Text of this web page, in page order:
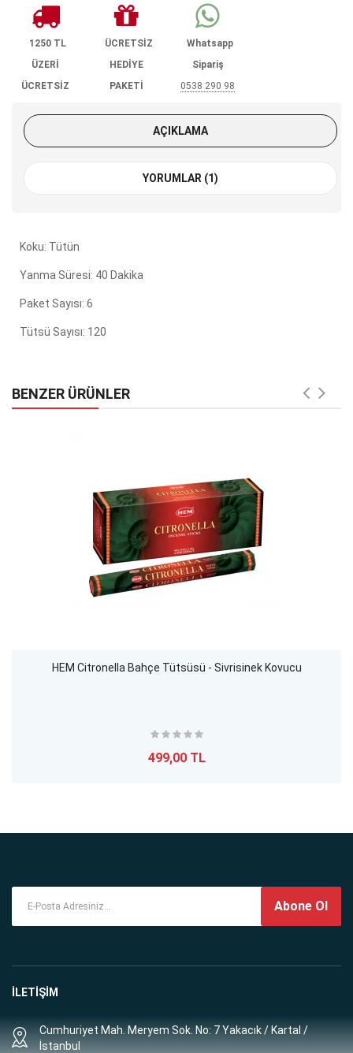
1250 TL
ÜZERİ
ÜCRETSİZ
ÜCRETSİZ
HEDİYE
PAKETİ
Whatsapp
Sipariş
0538 290 98
AÇIKLAMA
YORUMLAR (1)
Koku: Tütün
Yanma Süresi: 40 Dakika
Paket Sayısı: 6
Tütsü Sayısı: 120
BENZER ÜRÜNLER
HEM Citronella Bahçe Tütsüsü - Sivrisinek Kovucu
499,00 TL
Abone Ol
İLETİŞİM
Cumhuriyet Mah. Meryem Sok. No: 7 Yakacık / Kartal /
İstanbul